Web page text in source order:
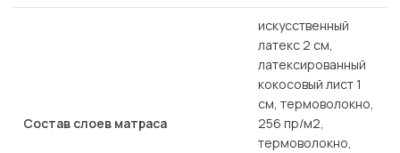
Состав слоев матраса
искусственный
латекс 2 см,
латексированный
кокосовый лист 1
см, термоволокно,
256 пр/м2,
термоволокно,